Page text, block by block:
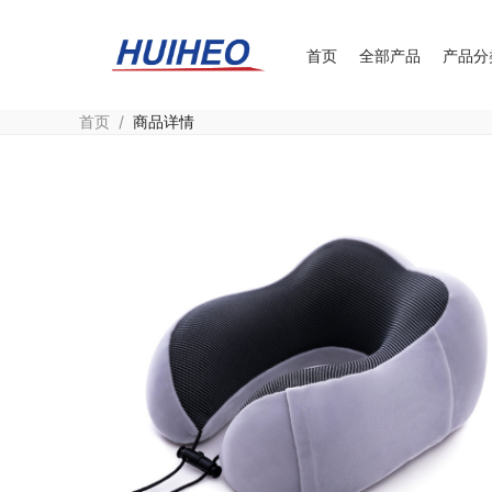
首页 全部产品 产品
首页 / 商品详情